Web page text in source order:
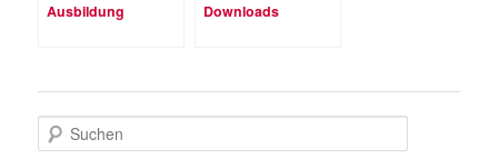
Ausbildung Downloads
u